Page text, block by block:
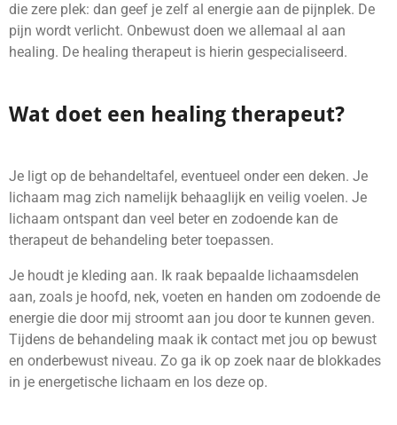
die zere plek: dan geef je zelf al energie aan de pijnplek. De
pijn wordt verlicht. Onbewust doen we allemaal al aan
healing. De healing therapeut is hierin gespecialiseerd.
Wat doet een healing therapeut?
Je ligt op de behandeltafel, eventueel onder een deken. Je
lichaam mag zich namelijk behaaglijk en veilig voelen. Je
lichaam ontspant dan veel beter en zodoende kan de
therapeut de behandeling beter toepassen.
Je houdt je kleding aan. Ik raak bepaalde lichaamsdelen
aan, zoals je hoofd, nek, voeten en handen om zodoende de
energie die door mij stroomt aan jou door te kunnen geven.
Tijdens de behandeling maak ik contact met jou op bewust
en onderbewust niveau. Zo ga ik op zoek naar de blokkades
in je energetische lichaam en los deze op.